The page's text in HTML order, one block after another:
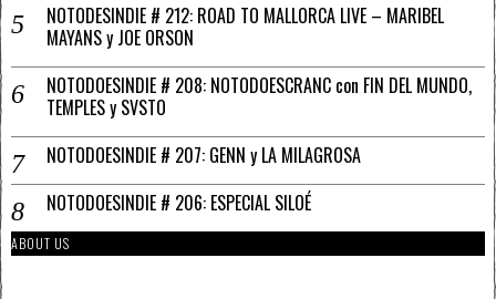
NOTODESINDIE # 212: ROAD TO MALLORCA LIVE – MARIBEL
MAYANS y JOE ORSON
NOTODOESINDIE # 208: NOTODOESCRANC con FIN DEL MUNDO,
TEMPLES y SVSTO
NOTODOESINDIE # 207: GENN y LA MILAGROSA
NOTODOESINDIE # 206: ESPECIAL SILOÉ
ABOUT US